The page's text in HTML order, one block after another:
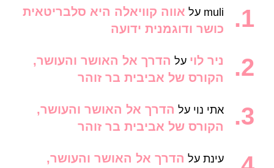
muli על אווה קוויאלה היא סלבריטאית
כושר ודוגמנית ידועה
ניר לוי על הדרך אל האושר והעושר,
הקורס של אביבית בר זוהר
אתי נוי על הדרך אל האושר והעושר,
הקורס של אביבית בר זוהר
עינת על הדרך אל האושר והעושר,